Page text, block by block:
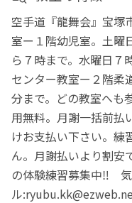
空手道『龍舞会』宝
室ー１階幼児室。土曜
ら７時まで。水曜日
センター教室ー２階柔
分まで。どの教室へも
用無料。月謝一括前払
けお支払い下さい。練
ん。月謝払いより割安
の体験練習募集中‼️
ル